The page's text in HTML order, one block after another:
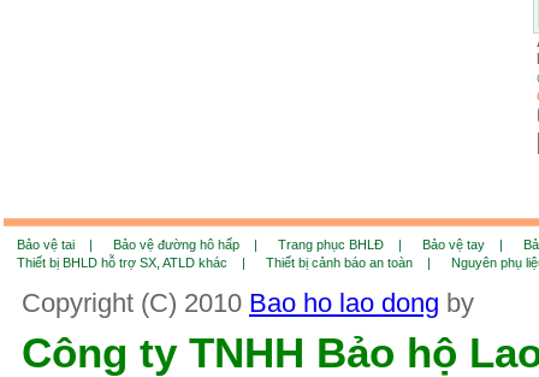
Bảo vệ tai | Bảo vệ đường hô hấp | Trang phục BHLĐ | Bảo vệ tay |
Thiết bị BHLD hỗ trợ SX, ATLD khác |
Thiết bị cảnh báo an toàn | Nguyên phụ
Copyright (C) 2010 Bao ho lao dong by
Công ty TNHH Bảo hộ